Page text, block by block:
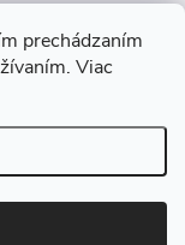
prechádzaním
Viac
vyhradené.